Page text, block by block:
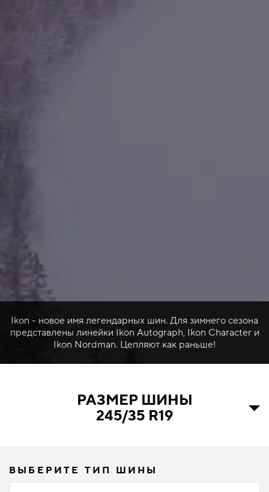
Ikon - новое имя легендарных шин. Для зимнего сезона
представлены линейки Ikon Autograph, Ikon Character и
Ikon Nordman. Цепляют как раньше!
РАЗМЕР ШИНЫ
245/35 R19
ВЫБЕРИТЕ ТИП ШИНЫ